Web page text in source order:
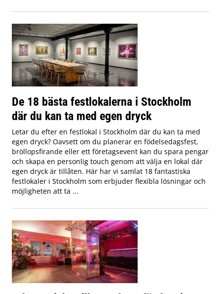
De 18 bästa festlokalerna i Stockholm
där du kan ta med egen dryck
Letar du efter en festlokal i Stockholm där du kan ta med
egen dryck? Oavsett om du planerar en födelsedagsfest,
bröllopsfirande eller ett företagsevent kan du spara pengar
och skapa en personlig touch genom att välja en lokal där
egen dryck är tillåten. Här har vi samlat 18 fantastiska
festlokaler i Stockholm som erbjuder flexibla lösningar och
möjligheten att ta ...